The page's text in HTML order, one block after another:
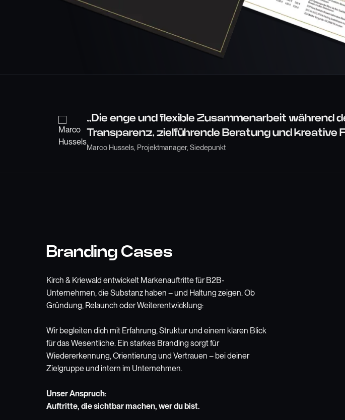
„Die enge und flexible Zusammenarbeit während
Transparenz, zielführende Beratung und kreative
Marco Hussels, Projektmanager, Siedepunkt
Branding Cases
Kirch & Kriewald entwickelt Markenauftritte für B2B-
Unternehmen, die Substanz haben – und Haltung zeigen. Ob
Gründung, Relaunch oder Weiterentwicklung:
Wir begleiten dich mit Erfahrung, Struktur und einem klaren Blick
für das Wesentliche. Ein starkes Branding sorgt für
Wiedererkennung, Orientierung und Vertrauen – bei deiner
Zielgruppe und intern im Unternehmen.
Unser Anspruch:
Auftritte, die sichtbar machen, wer du bist.